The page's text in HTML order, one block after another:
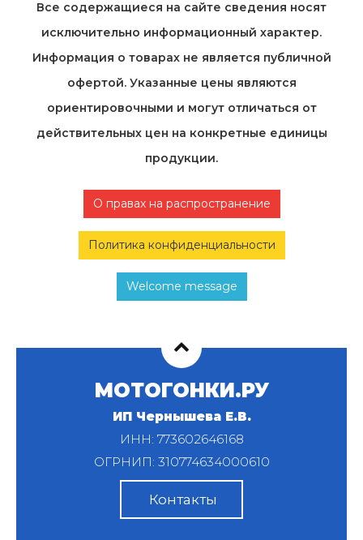
Все содержащиеся на cайте сведения носят
исключительно информационный характер.
Информация о товарах не является публичной
офертой. Указанные цены являются
ориентировочными и могут отличаться от
действительных цен на конкретные единицы
продукции.
О правах на распространение
Политика конфиденциальности
Welcome message
МОТОГОНКИ.РУ
ИП Чернышева Е.В.
ИНН: 773602646168
ОГРНИП: 310774634000610
Контакты